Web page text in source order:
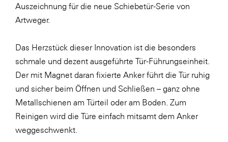
sebamed
SERVICE&MORE
SKINUANCE®
Somfy
Sony DADC
SPIEGLTEC
Auszeichnung für die neue Schiebetür-Serie von
Artweger.
Das Herzstück dieser Innovation ist die besonders
schmale und dezent ausgeführte Tür-Führungseinheit.
Der mit Magnet daran fixierte Anker führt die Tür ruhig
und sicher beim Öffnen und Schließen – ganz ohne
Metallschienen am Türteil oder am Boden. Zum
Reinigen wird die Türe einfach mitsamt dem Anker
weggeschwenkt.